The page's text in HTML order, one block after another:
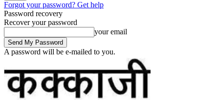
Forgot your password? Get help
Password recovery
Recover your password
your email
A password will be e-mailed to you.